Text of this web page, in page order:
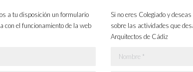
a tu disposición un formulario
con el funcionamiento de la web
Si no eres Colegiado y
sobre las actividades que
Arquitectos de Cádiz
Nombre *